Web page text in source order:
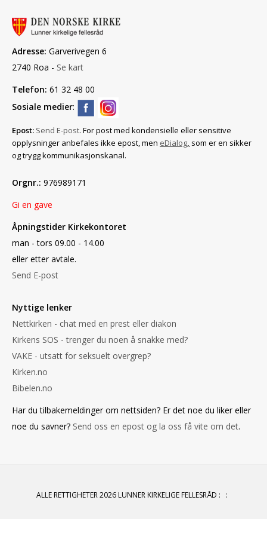
Adresse: Garverivegen 6
2740 Roa - Se kart
Telefon: 61 32 48 00
Sosiale medier:
Epost: Send E-post. For post med konfidensielle eller sensitive
opplysninger anbefales ikke epost, men eDialog, som er en sikker
og trygg kommunikasjonskanal.
Orgnr.: 976989171
Gi en gave
Åpningstider Kirkekontoret
man - tors 09.00 - 14.00
eller etter avtale.
Send E-post
Nyttige lenker
Nettkirken - chat med en prest eller diakon
Kirkens SOS - trenger du noen å snakke med?
VAKE - utsatt for seksuelt overgrep?
Kirken.no
Bibelen.no
Har du tilbakemeldinger om nettsiden? Er det noe du liker eller
noe du savner? Send oss en epost og la oss få vite om det.
ALLE RETTIGHETER 2026 LUNNER KIRKELIGE FELLESRÅD : :